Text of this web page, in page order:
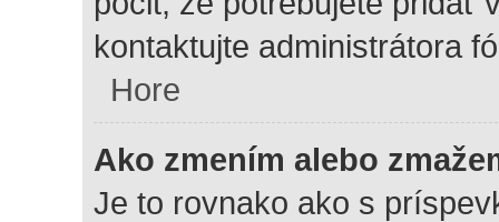
kontaktujte administrátora
Hore
Ako zmením alebo
Je to rovnako ako s